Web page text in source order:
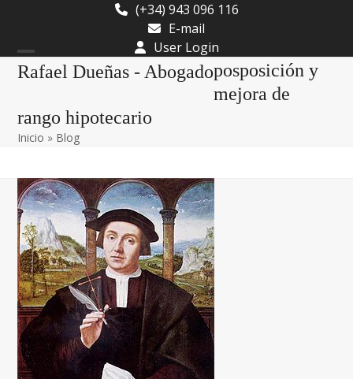
content
(+34) 943 096 116
E-mail
User Login
Rafael Dueñas - Abogado
Open
menu
Close
menu
posposición y
mejora de
rango hipotecario
Inicio » Blog